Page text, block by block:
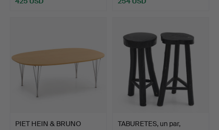
PIET HEIN & BRUNO
TABURETES, un par,